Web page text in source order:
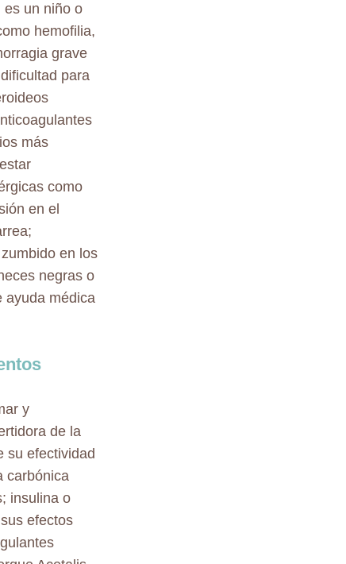
es un niño o
hemofilia,
grave
para
más
como
en el
en los
negras o
ayuda médica
y
de la
su efectividad
carbónica
insulina o
efectos